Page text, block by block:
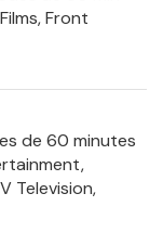
Front
de 60 minutes
Television,